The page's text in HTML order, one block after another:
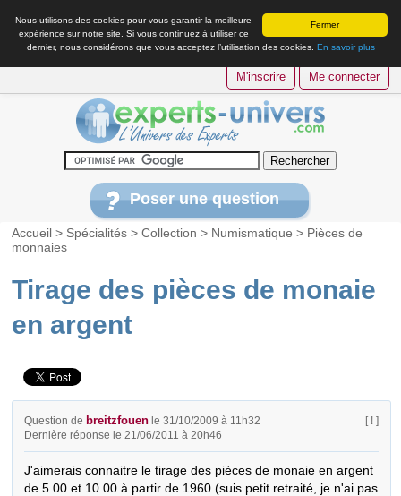
Fermer
Nous utilisons des cookies pour vous garantir la meilleure
expérience sur notre site. Si vous continuez à utiliser ce
dernier, nous considérons que vous acceptez l’utilisation des cookies. En savoir plus
M'inscrire Me connecter
Poser une question
Accueil > Spécialités >Collection > Numismatique > Pièces de
monnaies
Tirage des pièces de monaie
en argent
Question de breitzfouen le 31/10/2009 à 11h32
Dernière réponse le 21/06/2011 à 20h46
[ ! ]
J'aimerais connaitre le tirage des pièces de monaie en argent
de 5.00 et 10.00 à partir de 1960.(suis petit retraité, je n'ai pas